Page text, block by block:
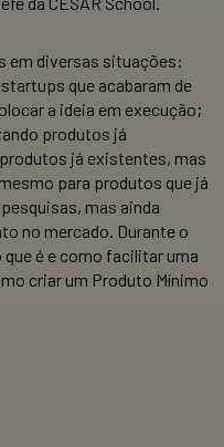
em diversas situações:
que acabaram de
a ideia em execução;
produtos já
já existentes, mas
para produtos que já
mas ainda
no mercado. Durante o
é e como facilitar uma
criar um Produto Mínimo